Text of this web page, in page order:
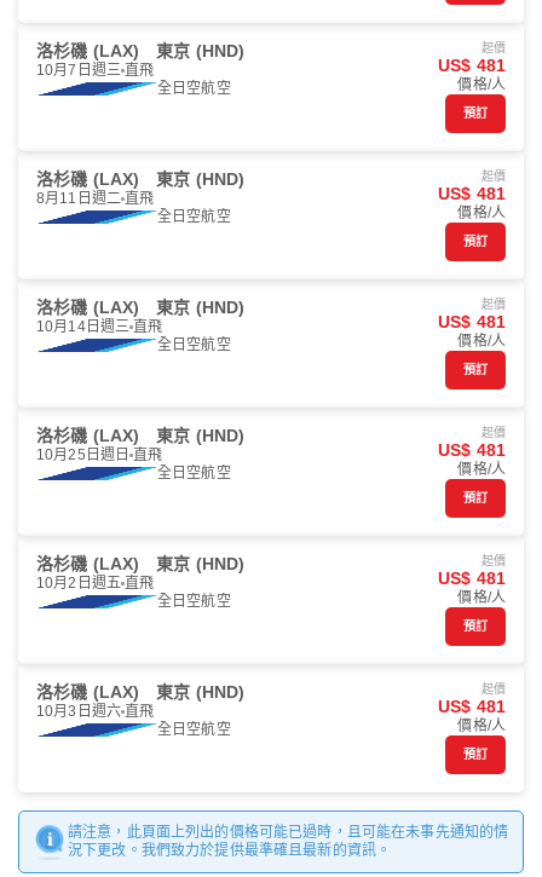
洛杉磯 (LAX) 東京 (HND)
10月7日週三 直飛
全日空航空
起價
US$ 481
價格/人
預訂
洛杉磯 (LAX) 東京 (HND)
8月11日週二 直飛
全日空航空
起價
US$ 481
價格/人
預訂
洛杉磯 (LAX) 東京 (HND)
10月14日週三 直飛
全日空航空
起價
US$ 481
價格/人
預訂
洛杉磯 (LAX) 東京 (HND)
10月25日週日 直飛
全日空航空
起價
US$ 481
價格/人
預訂
洛杉磯 (LAX) 東京 (HND)
10月2日週五 直飛
全日空航空
起價
US$ 481
價格/人
預訂
洛杉磯 (LAX) 東京 (HND)
10月3日週六 直飛
全日空航空
起價
US$ 481
價格/人
預訂
請注意，此頁面上列出的價格可能已過時，且可能在未事先通知的情
況下更改。我們致力於提供最準確且最新的資訊。